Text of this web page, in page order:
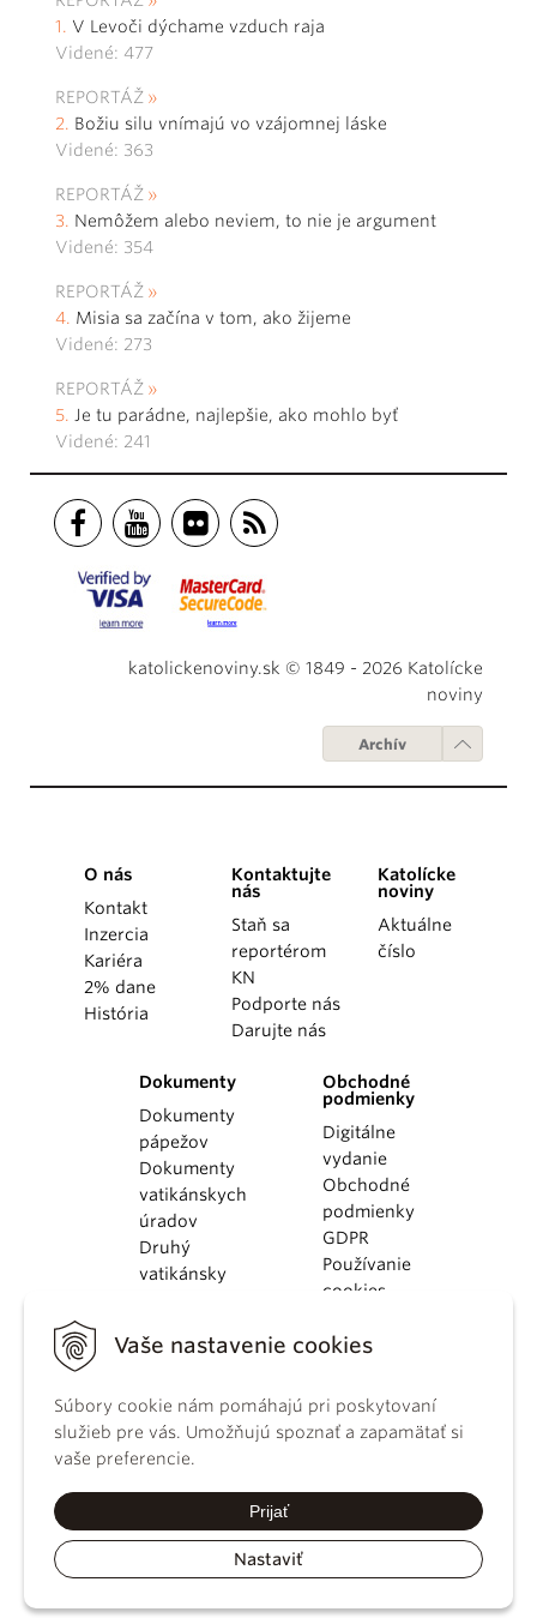
Vaše nastavenie cookies
Súbory cookie nám pomáhajú pri poskytovaní
služieb pre vás. Umožňujú spoznať a zapamätať si
vaše preferencie.
Prijať
Nastaviť
V Levoči dýchame vzduch raja
Videné: 477
REPORTÁŽ
Božiu silu vnímajú vo vzájomnej láske
Videné: 363
REPORTÁŽ
Nemôžem alebo neviem, to nie je argument
Videné: 354
REPORTÁŽ
Misia sa začína v tom, ako žijeme
Videné: 273
REPORTÁŽ
Je tu parádne, najlepšie, ako mohlo byť
Videné: 241
katolickenoviny.sk © 1849 - 2026 Katolícke
noviny
Archív
O nás
Kontakt
Inzercia
Kariéra
2% dane
História
Kontaktujte
nás
Staň sa
reportérom
KN
Podporte nás
Darujte nás
Katolícke
noviny
Aktuálne
číslo
Dokumenty
Dokumenty
pápežov
Dokumenty
vatikánskych
úradov
Druhý
vatikánsky
KBS
kánonického
práva
Katechizmus
Obchodné
podmienky
Digitálne
vydanie
Obchodné
podmienky
GDPR
Používanie
cookies